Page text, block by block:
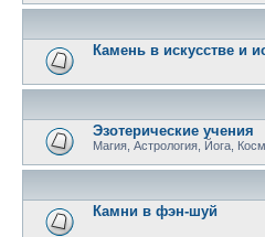
Камень в искусстве и
Эзотерические учения
Магия, Астрология, Йога,
Камни в фэн-шуй